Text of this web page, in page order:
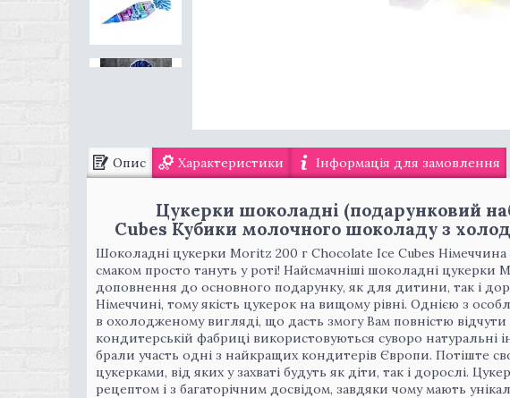
Опис Характеристики Інформація для замовлення
Цукерки шоколадні (подарунковий
Cubes Кубики молочного шоколаду з
Шоколадні цукерки Moritz 200 г Chocolate Ice Cubes
смаком просто тануть у роті! Найсмачніші шоколадні цукерки
доповнення до основного подарунку, як для дитини, так і
Німеччині, тому якість цукерок на вищому рівні. Однією з
в охолодженому вигляді, що дасть змогу Вам повністю відчути
кондитерській фабриці використовуються суворо натуральні
брали участь одні з найкращих кондитерів Європи. Потіште
цукерками, від яких у захваті будуть як діти, так і дорослі.
рецептом і з багаторічним досвідом, завдяки чому мають